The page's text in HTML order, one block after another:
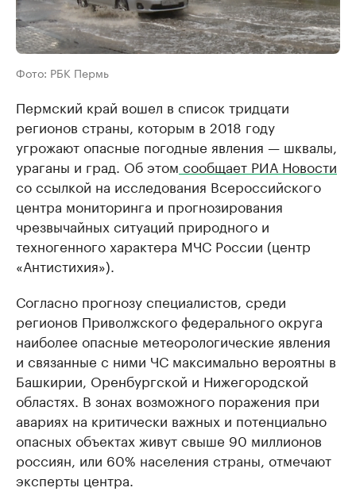
Фото: РБК Пермь
Пермский край вошел в список тридцати
регионов страны, которым в 2018 году
угрожают опасные погодные явления — шквалы,
ураганы и град. Об этом сообщает РИА Новости
со ссылкой на исследования Всероссийского
центра мониторинга и прогнозирования
чрезвычайных ситуаций природного и
техногенного характера МЧС России (центр
«Антистихия»).
Согласно прогнозу специалистов, среди
регионов Приволжского федерального округа
наиболее опасные метеорологические явления
и связанные с ними ЧС максимально вероятны в
Башкирии, Оренбургской и Нижегородской
областях. В зонах возможного поражения при
авариях на критически важных и потенциально
опасных объектах живут свыше 90 миллионов
россиян, или 60% населения страны, отмечают
эксперты центра.